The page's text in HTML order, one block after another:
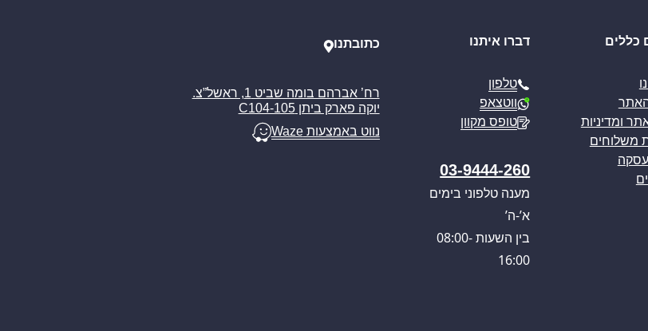
כללים
האתר
ומדיניות
משלוחים
עסקה
דברו איתנו
טלפון
ווטצאפ
טופס מקוון
03-9444-260
מענה טלפוני בימים
א’-ה’
בין השעות 08:00-
16:00
כתובתנו
רח’ אברהם בומה שביט 1, ראשל”צ.
יוקה פארק ביתן C104-105
נווט באמצעות Waze